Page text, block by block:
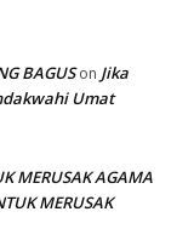
BAGUSon Jika
Umat
MERUSAK AGAMA
MERUSAK